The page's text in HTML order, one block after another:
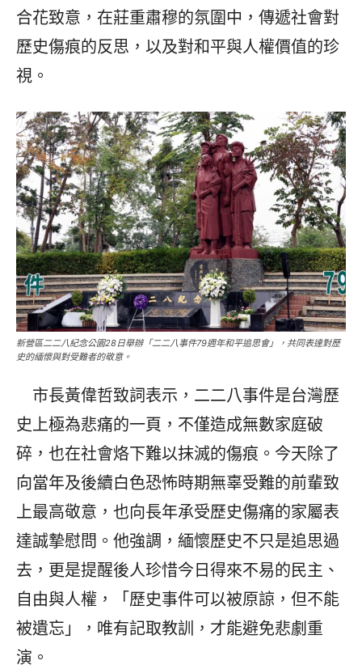
合花致意，在莊重肅穆的氛圍中，傳遞社會對
歷史傷痕的反思，以及對和平與人權價值的珍
視。
新營區二二八紀念公園28日舉辦「二二八事件79週年和平追思會」，共同表達對歷
史的緬懷與對受難者的敬意。
市長黃偉哲致詞表示，二二八事件是台灣歷
史上極為悲痛的一頁，不僅造成無數家庭破
碎，也在社會烙下難以抹滅的傷痕。今天除了
向當年及後續白色恐怖時期無辜受難的前輩致
上最高敬意，也向長年承受歷史傷痛的家屬表
達誠摯慰問。他強調，緬懷歷史不只是追思過
去，更是提醒後人珍惜今日得來不易的民主、
自由與人權，「歷史事件可以被原諒，但不能
被遺忘」，唯有記取教訓，才能避免悲劇重
演。